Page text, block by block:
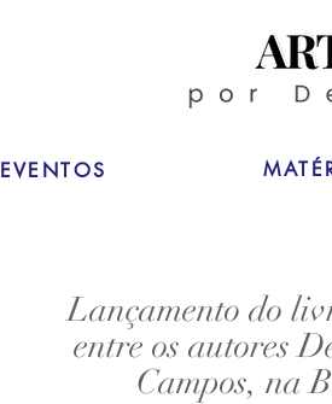
EVENTOS
Lançamento do
entre os autores
Campos, na